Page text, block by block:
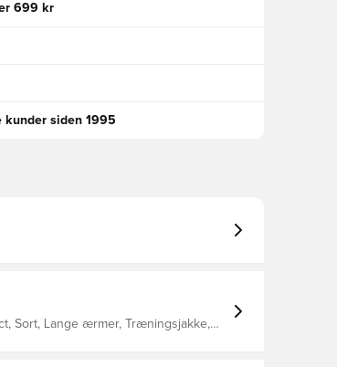
699 kr
siden 1995
Sort, Lange ærmer, Træningsjakke,